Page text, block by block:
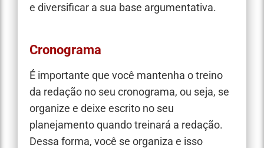
e diversificar a sua base argumentativa.
Cronograma
É importante que você mantenha o treino
da redação no seu cronograma, ou seja, se
organize e deixe escrito no seu
planejamento quando treinará a redação.
Dessa forma, você se organiza e isso